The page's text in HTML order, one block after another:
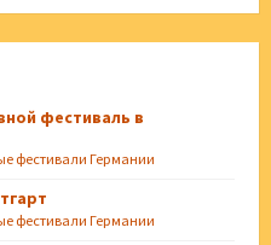
фестиваль в
фестивали Германии
фестивали Германии